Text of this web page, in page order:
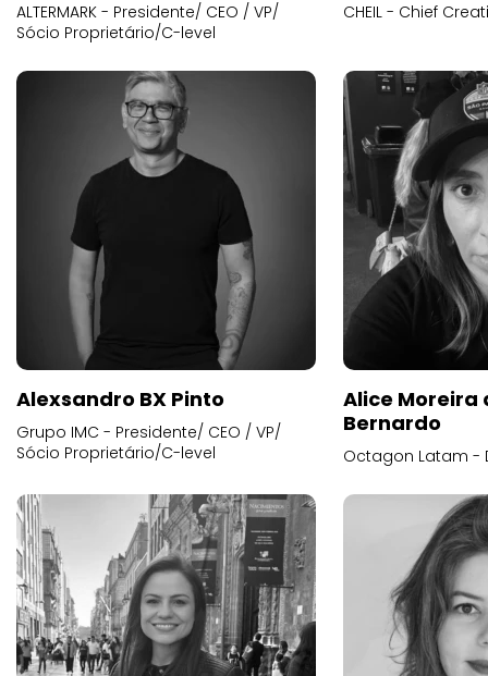
ALTERMARK - Presidente/ CEO / VP/
Sócio Proprietário/C-level
CHEIL - Chief
Alexsandro BX Pinto
Grupo IMC - Presidente/ CEO / VP/
Sócio Proprietário/C-level
Alice
Bernardo
Octagon Latam -